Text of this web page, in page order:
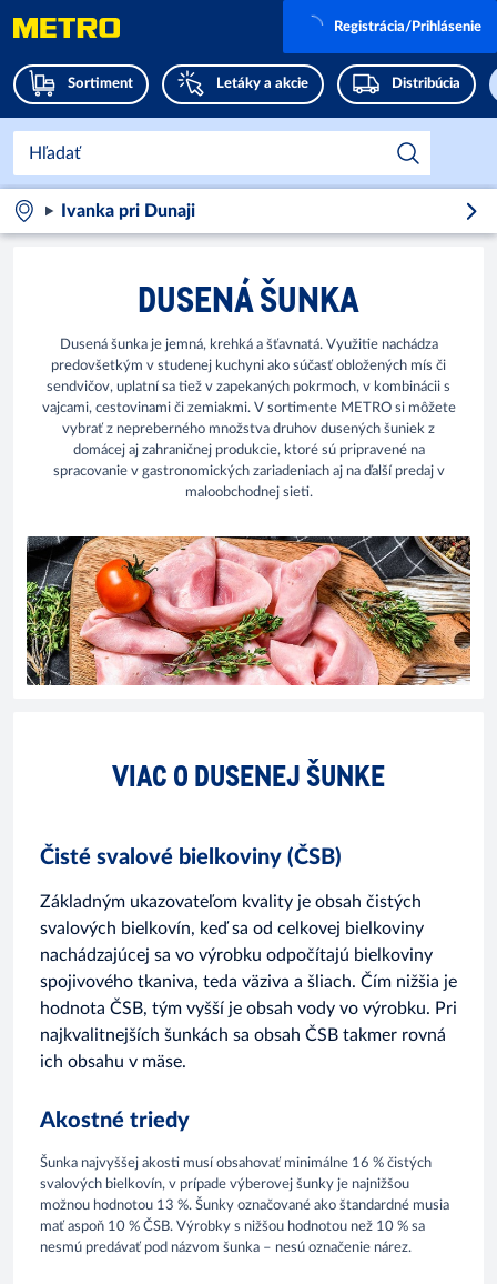
Sortiment Letáky a akcie Distribúcia
Registrácia/Prihlásenie
Ivanka pri Dunaji
DUSENÁ ŠUNKA
Dusená šunka je jemná, krehká a šťavnatá. Využitie nachádza
predovšetkým v studenej kuchyni ako súčasť obložených mís či
sendvičov, uplatní sa tiež v zapekaných pokrmoch, v kombinácii s
vajcami, cestovinami či zemiakmi. V sortimente METRO si môžete
vybrať z nepreberného množstva druhov dusených šuniek z
domácej aj zahraničnej produkcie, ktoré sú pripravené na
spracovanie v gastronomických zariadeniach aj na ďalší predaj v
maloobchodnej sieti.
VIAC O DUSENEJ ŠUNKE
Čisté svalové bielkoviny (ČSB)
Základným ukazovateľom kvality je obsah čistých
svalových bielkovín, keď sa od celkovej bielkoviny
nachádzajúcej sa vo výrobku odpočítajú bielkoviny
spojivového tkaniva, teda väziva a šliach. Čím nižšia je
hodnota ČSB, tým vyšší je obsah vody vo výrobku. Pri
najkvalitnejších šunkách sa obsah ČSB takmer rovná
ich obsahu v mäse.
Akostné triedy
Šunka najvyššej akosti musí obsahovať minimálne 16 % čistých
svalových bielkovín, v prípade výberovej šunky je najnižšou
možnou hodnotou 13 %. Šunky označované ako štandardné musia
mať aspoň 10 % ČSB. Výrobky s nižšou hodnotou než 10 % sa
nesmú predávať pod názvom šunka – nesú označenie nárez.